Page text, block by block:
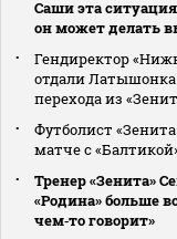
Саши эта
он может делать
Гендиректор
отдали Латышонка
перехода из
Футболист
матче с
Тренер «Зенита»
«Родина» больше
чем‑то говорит»